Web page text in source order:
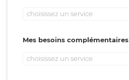
choisissez un service
Mes besoins complémentaires
choisissez un service